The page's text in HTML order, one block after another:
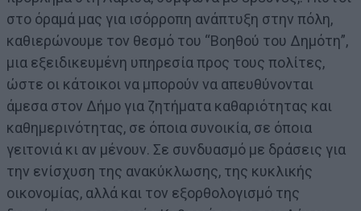
στο όραμά μας για ισόρροπη ανάπτυξη στην πόλη,
καθιερώνουμε τον θεσμό του “Βοηθού του Δημότη”,
μια εξειδικευμένη υπηρεσία προς τους πολίτες,
ώστε οι κάτοικοι να μπορούν να απευθύνονται
άμεσα στον Δήμο για ζητήματα καθαριότητας και
καθημερινότητας, σε όποια συνοικία, σε όποια
γειτονιά κι αν μένουν. Σε συνδυασμό με δράσεις για
την ενίσχυση της ανακύκλωσης, της κυκλικής
οικονομίας, αλλά και τον εξορθολογισμό της